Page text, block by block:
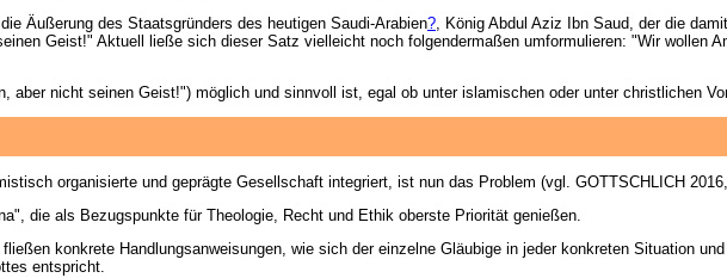
Äußerung des Staatsgründers des heutigen Saudi-Arabien? , König Abdul Aziz Ibn Saud, der die
Geist!" Aktuell ließe sich dieser Satz vielleicht noch folgendermaßen umformulieren: "Wir wollen
aber nicht seinen Geist!") möglich und sinnvoll ist, egal ob unter islamischen oder unter christlichen
organisierte und geprägte Gesellschaft integriert, ist nun das Problem (vgl. GOTTSCHLICH 2016,
die als Bezugspunkte für Theologie, Recht und Ethik oberste Priorität genießen.
konkrete Handlungsanweisungen, wie sich der einzelne Gläubige in jeder konkreten Situation
entspricht.